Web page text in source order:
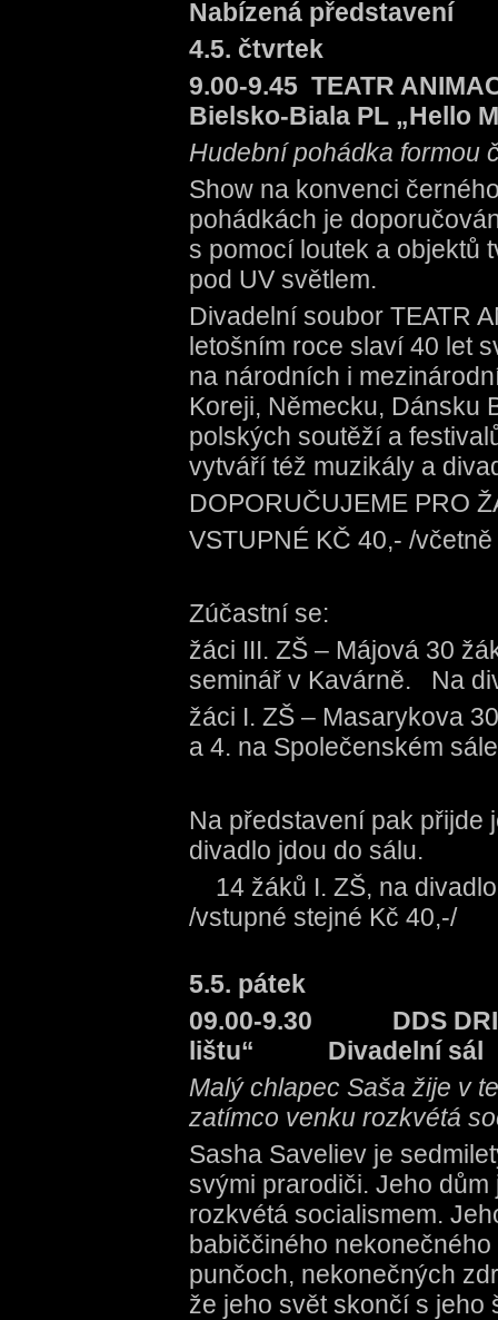
Nabízená představení
4.5. čtvrtek
9.00-9.45 TEATR
Bielsko-Biala PL „Hello
Hudební pohádka formou
Show na konvenci
pohádkách je
s pomocí loutek a objektů
pod UV světlem.
Divadelní soubor TEATR
letošním roce slaví 40 let
na národních i
Koreji, Německu, Dánsku
polských soutěží a
vytváří též muzikály a
DOPORUČUJEME PRO
VSTUPNÉ KČ 40,- /
Zúčastní se:
žáci III. ZŠ – Májová 30
seminář v Kavárně. Na
žáci I. ZŠ – Masarykova
a 4. na Společenském
Na představení pak přijde
divadlo jdou do sálu.
14 žáků I. ZŠ, na
/vstupné stejné Kč 40,-/
5.5. pátek
09.00-9.30 DDS DRIM
lištu“ Divadelní sál
Malý chlapec Saša žije v
zatímco venku rozkvétá
Sasha Saveliev je
svými prarodiči. Jeho
rozkvétá socialismem.
babiččiného
punčoch, nekonečných
že jeho svět skončí s jeho